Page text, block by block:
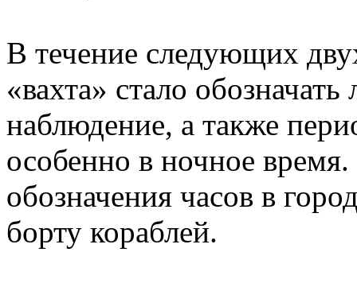
В течение следующих
«вахта» стало
наблюдение, а также
особенно в ночное
обозначения часов в
борту кораблей.